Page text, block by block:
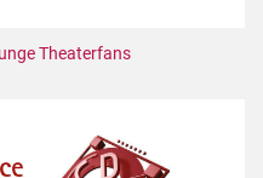
Theaterfans